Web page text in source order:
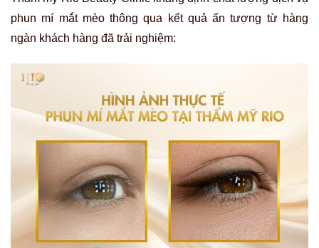
phun mí mắt mèo thông qua kết quả ấn tượng từ hàng
ngàn khách hàng đã trải nghiệm: